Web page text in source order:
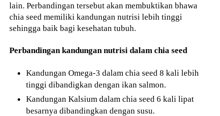
lain. Perbandingan tersebut akan membuktikan bhawa
chia seed memiliki kandungan nutrisi lebih tinggi
sehingga baik bagi kesehatan tubuh.
Perbandingan kandungan nutrisi dalam chia seed
Kandungan Omega-3 dalam chia seed 8 kali lebih
tinggi dibandigkan dengan ikan salmon.
Kandungan Kalsium dalam chia seed 6 kali lipat
besarnya dibandingkan dengan susu.